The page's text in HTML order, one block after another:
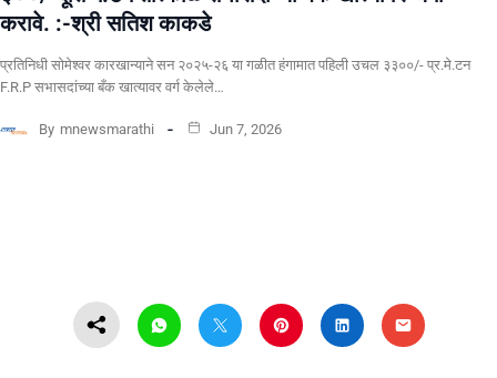
करावे. :-श्री सतिश काकडे
प्रतिनिधी सोमेश्वर कारखान्याने सन २०२५-२६ या गळीत हंगामात पहिली उचल ३३००/- प्र.मे.टन
F.R.P सभासदांच्या बँक खात्यावर वर्ग केलेले…
By mnewsmarathi Jun 7, 2026